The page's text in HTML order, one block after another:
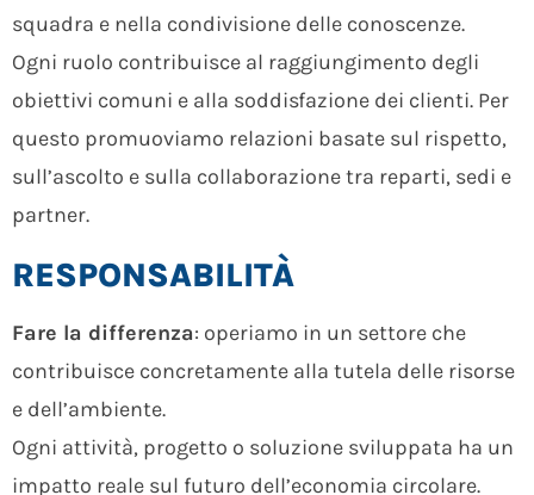
squadra e nella condivisione delle conoscenze.
Ogni ruolo contribuisce al raggiungimento degli
obiettivi comuni e alla soddisfazione dei clienti. Per
questo promuoviamo relazioni basate sul rispetto,
sull’ascolto e sulla collaborazione tra reparti, sedi e
partner.
RESPONSABILITÀ
Fare la differenza: operiamo in un settore che
contribuisce concretamente alla tutela delle risorse
e dell’ambiente.
Ogni attività, progetto o soluzione sviluppata ha un
impatto reale sul futuro dell’economia circolare.